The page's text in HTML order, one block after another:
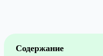
Содержание